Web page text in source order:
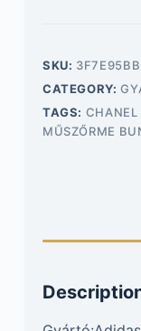
SKU:
CATEGORY:
TAGS: CHANEL
MŰSZŐRME